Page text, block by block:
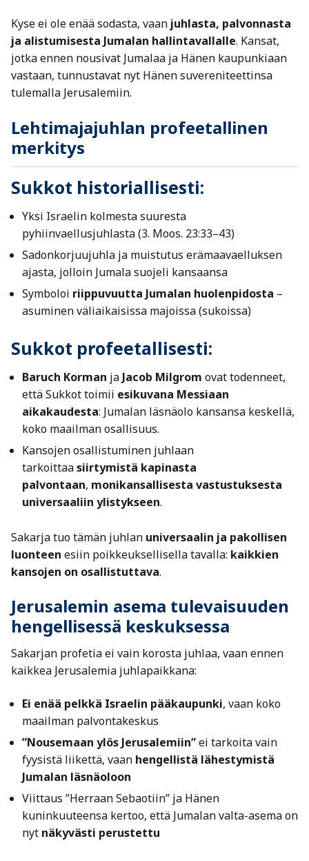
Kyse ei ole enää sodasta, vaan juhlasta, palvonnasta
ja alistumisesta Jumalan hallintavallalle. Kansat,
jotka ennen nousivat Jumalaa ja Hänen kaupunkiaan
vastaan, tunnustavat nyt Hänen suvereniteettinsa
tulemalla Jerusalemiin.
Lehtimajajuhlan profeetallinen
merkitys
Sukkot historiallisesti:
Yksi Israelin kolmesta suuresta
pyhiinvaellusjuhlasta (3. Moos. 23:33–43)
Sadonkorjuujuhla ja muistutus erämaavaelluksen
ajasta, jolloin Jumala suojeli kansaansa
Symboloi riippuvuutta Jumalan huolenpidosta –
asuminen väliaikaisissa majoissa (sukoissa)
Sukkot profeetallisesti:
Baruch Korman ja Jacob Milgrom ovat todenneet,
että Sukkot toimii esikuvana Messiaan
aikakaudesta: Jumalan läsnäolo kansansa keskellä,
koko maailman osallisuus.
Kansojen osallistuminen juhlaan
tarkoittaasiirtymistä kapinasta
palvontaan, monikansallisesta vastustuksesta
universaaliin ylistykseen.
Sakarja tuo tämän juhlan universaalin ja pakollisen
luonteen esiin poikkeuksellisella tavalla: kaikkien
kansojen on osallistuttava.
Jerusalemin asema tulevaisuuden
hengellisessä keskuksessa
Sakarjan profetia ei vain korosta juhlaa, vaan ennen
kaikkea Jerusalemia juhlapaikkana:
Ei enää pelkkä Israelin pääkaupunki, vaan koko
maailman palvontakeskus
”Nousemaan ylös Jerusalemiin”ei tarkoita vain
fyysistä liikettä, vaan hengellistä lähestymistä
Jumalan läsnäoloon
Viittaus ”Herraan Sebaotiin” ja Hänen
kuninkuuteensa kertoo, että Jumalan valta-asema on
nyt näkyvästi perustettu